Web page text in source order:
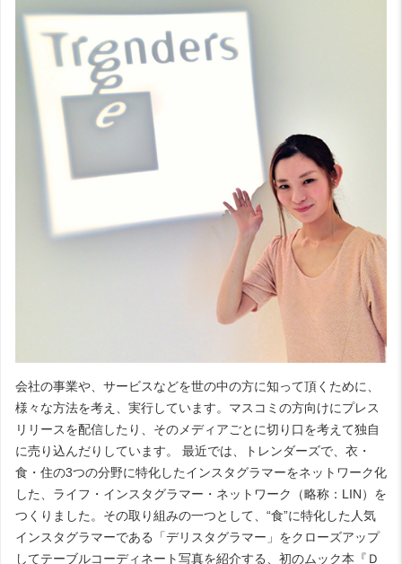
会社の事業や、サービスなどを世の中の方に知って頂くために、
様々な方法を考え、実行しています。マスコミの方向けにプレス
リリースを配信したり、そのメディアごとに切り口を考えて独自
に売り込んだりしています。 最近では、トレンダーズで、衣・
食・住の3つの分野に特化したインスタグラマーをネットワーク化
した、ライフ・インスタグラマー・ネットワーク（略称：LIN）を
つくりました。その取り組みの一つとして、“食”に特化した人気
インスタグラマーである「デリスタグラマー」をクローズアップ
してテーブルコーディネート写真を紹介する、初のムック本『Ｄ